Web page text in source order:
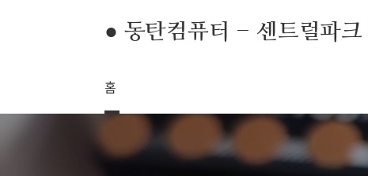
● 동탄컴퓨터 - 센트럴파
홈